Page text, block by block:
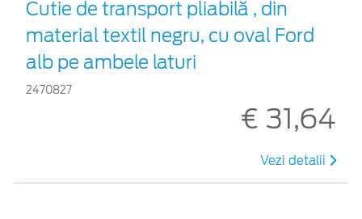
Cutie de transport pliabilă , din
material textil negru, cu oval Ford
alb pe ambele laturi
2470827
€ 31,64
Vezi detalii